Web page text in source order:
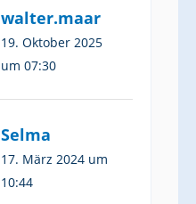
walter.maar
19. Oktober 2025
um 07:30
Selma
17. März 2024 um
10:44